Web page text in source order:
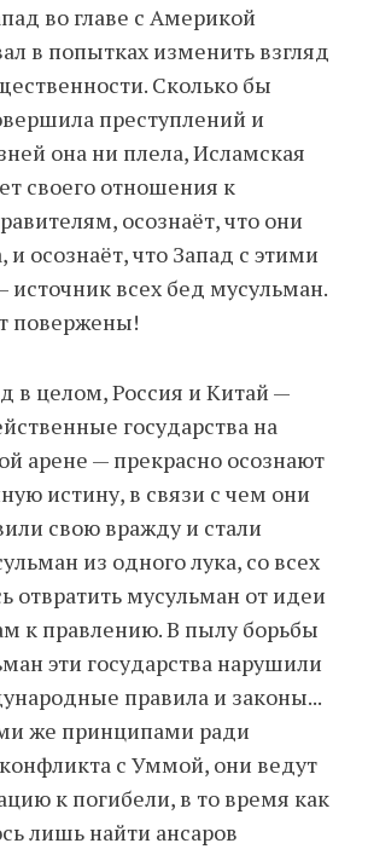
во главе с Америкой
в попытках изменить взгляд
Сколько бы
преступлений и
она ни плела, Исламская
своего отношения к
осознаёт, что они
и осознаёт, что Запад с этими
источник всех бед мусульман.
повержены!
в целом, Россия и Китай —
государства на
арене — прекрасно осознают
истину, в связи с чем они
свою вражду и стали
из одного лука, со всех
отвратить мусульман от идеи
к правлению. В пылу борьбы
эти государства нарушили
правила и законы...
же принципами ради
с Уммой, они ведут
к погибели, в то время как
лишь найти ансаров